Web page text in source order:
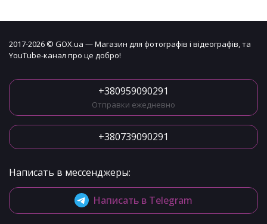
2017-2026 © GOX.ua — Магазин для фотографів і відеографів, та
YouTube-канал про це добро!
+380959090291
Отправки ежедневно
+380739090291
Написать в мессенджеры:
Написать в Telegram